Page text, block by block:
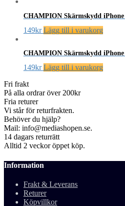
CHAMPION Skärmskydd
149kr Lägg till i varukorg
CHAMPION Skärmskydd iPhone
149kr Lägg till i varukorg
Fri frakt
På alla ordrar över 200kr
Fria returer
Vi står för returfrakten.
Behöver du hjälp?
Mail: info@mediashopen.se.
14 dagars returrätt
Alltid 2 veckor öppet köp.
Information
Frakt & Leverans
Returer
Köpvillkor